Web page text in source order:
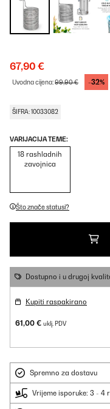
67,90 €
Uvodna cijena:99,90 € -32%
ŠIFRA: 10033082
VARIJACIJA TEME:
18 rashladnih
zavojnica
Što znače statusi?
Dostupno i u drugoj
Kupiti raspakirano
61,00 € uklj. PDV
Spremno za dostavu
Vrijeme isporuke: 3 - 4